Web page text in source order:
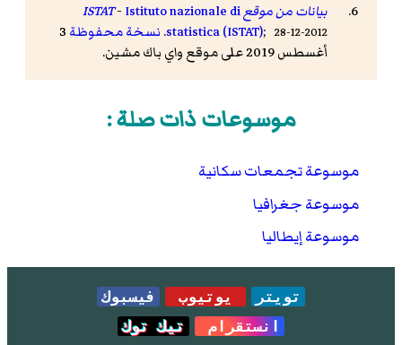
بيانات من موقع ISTAT
- Istituto nazionale di
statistica (ISTAT); 28-12-2012
. نسخة محفوظة 3
أغسطس 2019 على موقع واي باك مشين.
موسوعات ذات صلة :
موسوعة تجمعات سكانية
موسوعة جغرافيا
موسوعة إيطاليا
تويتر يوتيوب
فيسبوك
انستقرام
تيك توك